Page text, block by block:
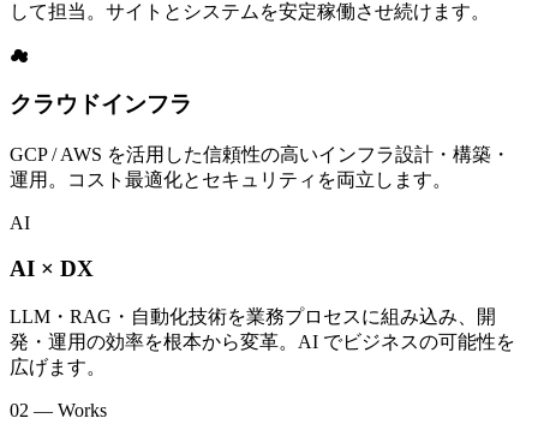
して担当。サイトとシステムを安定稼働させ続けます。
☁
クラウドインフラ
GCP / AWS を活用した信頼性の高いインフラ設計・構築・
運用。コスト最適化とセキュリティを両立します。
AI
AI × DX
LLM・RAG・自動化技術を業務プロセスに組み込み、開
発・運用の効率を根本から変革。AI でビジネスの可能性を
広げます。
02 — Works